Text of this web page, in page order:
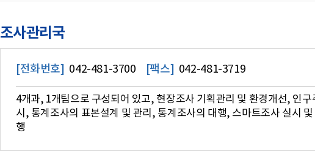
조사관리국
[전화번호] 042-481-3700 [팩스] 042-481-3719
4개과, 1개팀으로 구성되어 있고, 현장조사 기획관리 및 환경개선, 인
시, 통계조사의 표본설계 및 관리, 통계조사의 대행, 스마트조사 실시
행